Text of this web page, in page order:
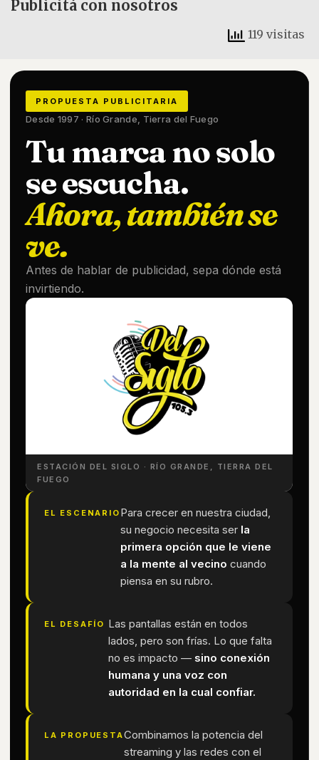
Publicitá con nosotros
119 visitas
PROPUESTA PUBLICITARIA
Desde 1997 · Río Grande, Tierra del Fuego
Tu marca no solo
se escucha.
Ahora, también se
ve.
Antes de hablar de publicidad, sepa dónde está
invirtiendo.
ESTACIÓN DEL SIGLO · RÍO GRANDE, TIERRA DEL
FUEGO
EL ESCENARIO Para crecer en nuestra ciudad,
su negocio necesita ser la
primera opción que le viene
a la mente al vecino cuando
piensa en su rubro.
EL DESAFÍO Las pantallas están en todos
lados, pero son frías. Lo que falta
no es impacto — sino conexión
humana y una voz con
autoridad en la cual confiar.
LA PROPUESTACombinamos la potencia del
streaming y las redes con el